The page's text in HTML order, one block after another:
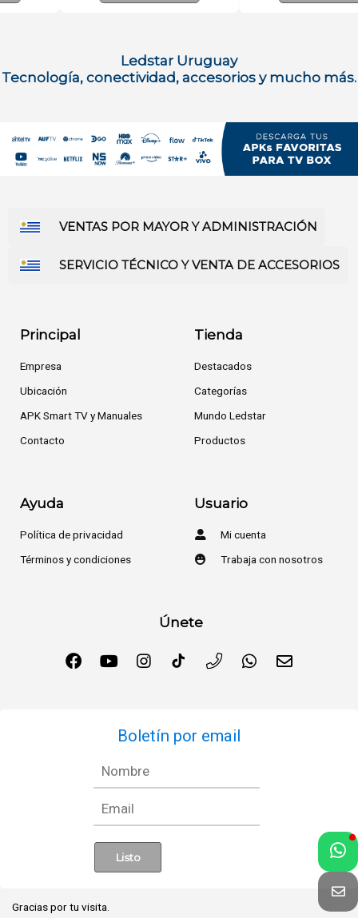
Ledstar Uruguay
Tecnología, conectividad, accesorios y mucho más.
VENTAS POR MAYOR Y ADMINISTRACIÓN
SERVICIO TÉCNICO Y VENTA DE ACCESORIOS
Principal
Empresa
Ubicación
APK Smart TV y Manuales
Contacto
Tienda
Destacados
Categorías
Mundo Ledstar
Productos
Ayuda
Política de privacidad
Términos y condiciones
Usuario
Mi cuenta
Trabaja con nosotros
Únete
Boletín por email
Gracias por tu visita.